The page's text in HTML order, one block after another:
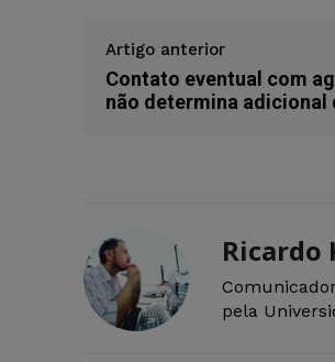
Artigo anterior
Contato eventual com
não determina adicional
Ricardo
pela